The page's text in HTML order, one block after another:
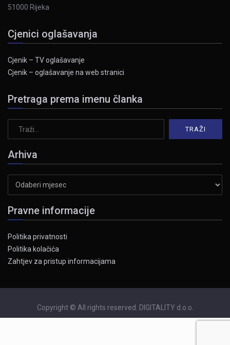
51000 Rijeka
Cjenici oglašavanja
Cjenik – TV oglašavanje
Cjenik – oglašavanje na web stranici
Pretraga prema imenu članka
Arhiva
Pravne informacije
Politika privatnosti
Politika kolačića
Zahtjev za pristup informacijama
Copyright © All rights reserved. DIGITALITY d.o.o.